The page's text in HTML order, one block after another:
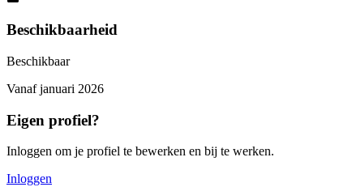
Beschikbaarheid
Beschikbaar
Vanaf januari 2026
Eigen profiel?
Inloggen om je profiel te bewerken en bij te werken.
Inloggen